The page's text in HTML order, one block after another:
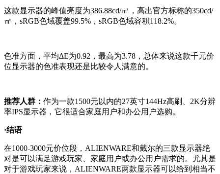
这款显示器的峰值亮度为386.88cd/㎡，高出官方标称的350cd/
㎡，sRGB色域覆盖99.5%，sRGB色域容积118.2%。
色准方面，平均ΔE为0.92，最高为3.78，总体来说这款千元价
位显示器的色准表现还是比较令人满意的。
推荐人群： 作为一款1500元以内的27英寸144Hz高刷、2K分辨
率IPS显示器，它很适合家庭用户和办公用户选购。
·结语
在1000-3000元价位段，ALIENWARE和戴尔的三款显示器绝
对是可以满足游戏玩家、家庭用户或办公用户需求的。尤其是
对于游戏玩家来说，ALIENWARE两款显示器可以给到相当不